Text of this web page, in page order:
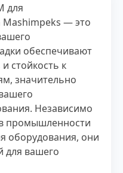
для
— это
обеспечивают
стойкость к
значительно
Независимо
промышленности
оборудования, они
для вашего